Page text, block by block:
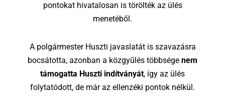
pontokat hivatalosan is törölték az ülés
menetéből.
A polgármester Huszti javaslatát is szavazásra
bocsátotta, azonban a közgyűlés többsége nem
támogatta Huszti indítványát, így az ülés
folytatódott, de már az ellenzéki pontok nélkül.